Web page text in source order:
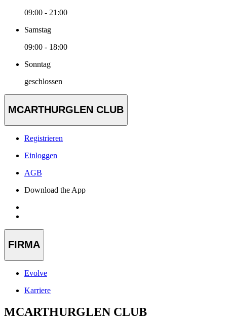
09:00 - 21:00
Samstag
09:00 - 18:00
Sonntag
geschlossen
MCARTHURGLEN CLUB
Registrieren
Einloggen
AGB
Download the App
FIRMA
Evolve
Karriere
MCARTHURGLEN CLUB